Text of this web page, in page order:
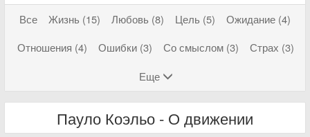
Все Жизнь (15) Любовь (8) Цель (5)
Ожидание (4)
Отношения (4)
Ошибки (3) Со смыслом (3)
Страх (3)
Еще
Пауло Коэльо - О движении